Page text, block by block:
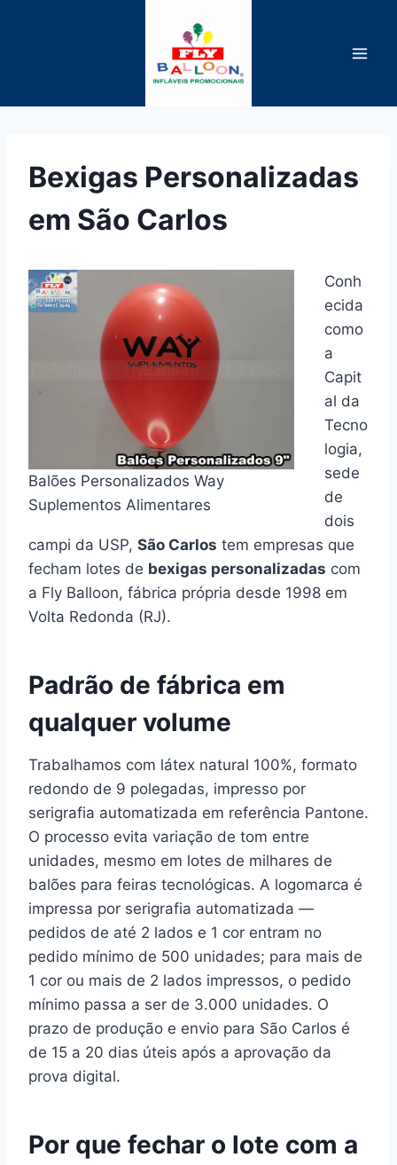
Bexigas Personalizadas
em São Carlos
Balões Personalizados Way
Suplementos Alimentares
Conh
ecida
como
a
Capit
al da
Tecno
logia,
sede
de
dois
campi da USP, São Carlos tem empresas que
fecham lotes de bexigas personalizadas com
a Fly Balloon, fábrica própria desde 1998 em
Volta Redonda (RJ).
Padrão de fábrica em
qualquer volume
Trabalhamos com látex natural 100%, formato
redondo de 9 polegadas, impresso por
serigrafia automatizada em referência Pantone.
O processo evita variação de tom entre
unidades, mesmo em lotes de milhares de
balões para feiras tecnológicas. A logomarca é
impressa por serigrafia automatizada —
pedidos de até 2 lados e 1 cor entram no
pedido mínimo de 500 unidades; para mais de
1 cor ou mais de 2 lados impressos, o pedido
mínimo passa a ser de 3.000 unidades. O
prazo de produção e envio para São Carlos é
de 15 a 20 dias úteis após a aprovação da
prova digital.
Por que fechar o lote com a